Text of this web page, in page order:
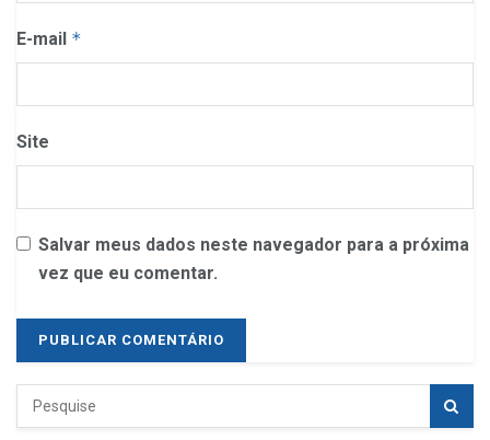
E-mail *
Site
Salvar meus dados neste navegador para a próxima
vez que eu comentar.